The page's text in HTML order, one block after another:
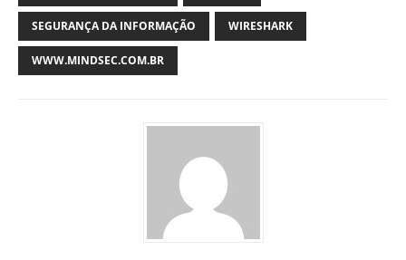
SEGURANÇA DA INFORMAÇÃO WIRESHARK
WWW.MINDSEC.COM.BR